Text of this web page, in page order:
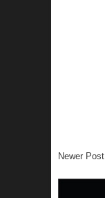
Newer Post